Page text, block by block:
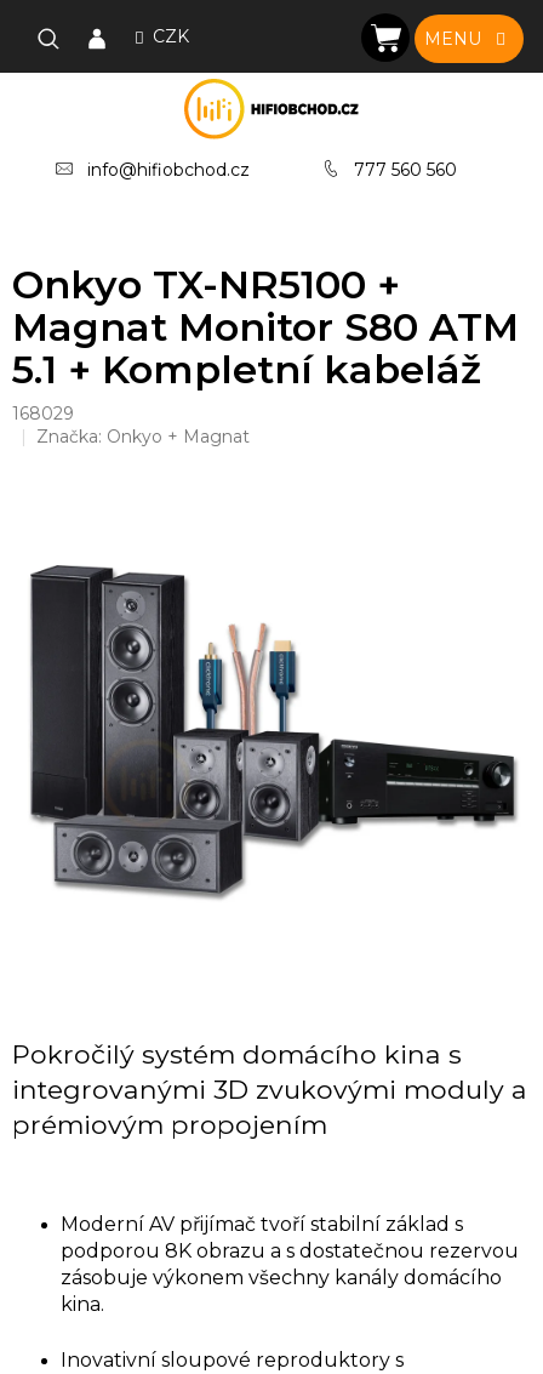
CZK
info@hifiobchod.cz 777 560 560
NÁKUPNÍ
KOŠÍK
Onkyo TX-NR5100 +
Magnat Monitor S80 ATM
5.1 + Kompletní kabeláž
168029
Značka: Onkyo + Magnat
Pokročilý systém domácího kina s
integrovanými 3D zvukovými moduly a
prémiovým propojením
Moderní AV přijímač tvoří stabilní základ s
podporou 8K obrazu a s dostatečnou rezervou
zásobuje výkonem všechny kanály domácího
kina.
Inovativní sloupové reproduktory s